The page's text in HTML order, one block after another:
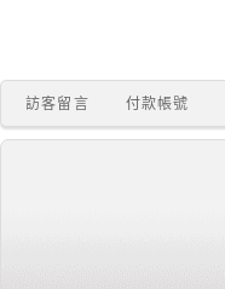
訪客留言 付款帳號